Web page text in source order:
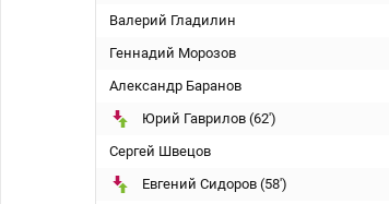
Валерий Гладилин
Геннадий Морозов
Александр Баранов
Юрий Гаврилов (62')
Сергей Швецов
Евгений Сидоров (58')